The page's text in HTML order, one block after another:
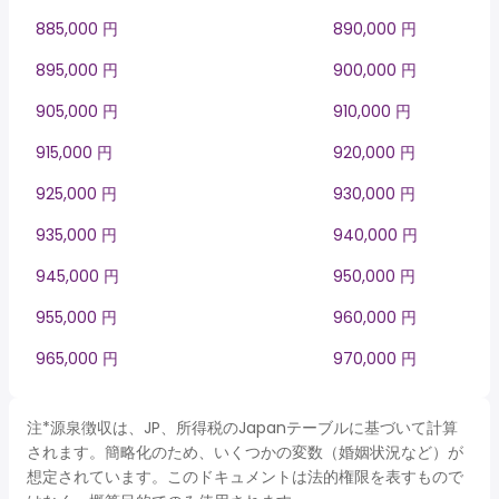
885,000 円
890,000 円
895,000 円
900,000 円
905,000 円
910,000 円
915,000 円
920,000 円
925,000 円
930,000 円
935,000 円
940,000 円
945,000 円
950,000 円
955,000 円
960,000 円
965,000 円
970,000 円
注*源泉徴収は、JP、所得税のJapanテーブルに基づいて計算
されます。簡略化のため、いくつかの変数（婚姻状況など）が
想定されています。このドキュメントは法的権限を表すもので